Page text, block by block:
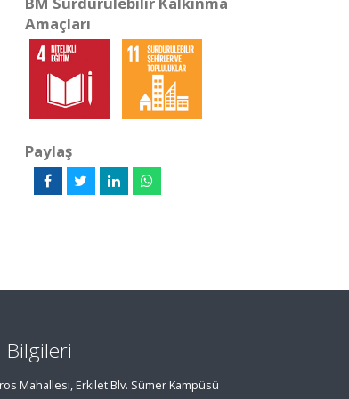
Amaçları
Paylaş
Bilgileri
Mahallesi, Erkilet Blv. Sümer Kampüsü